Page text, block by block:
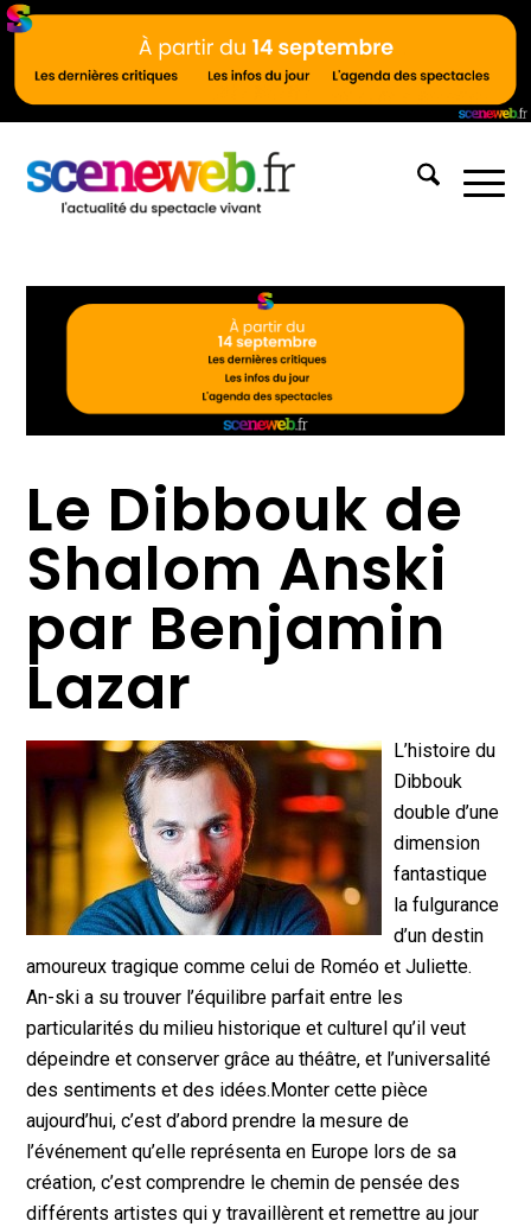
Le Dibbouk de
Shalom Anski
par Benjamin
Lazar
L’histoire du
Dibbouk
double d’une
dimension
fantastique
la fulgurance
d’un destin
amoureux tragique comme celui de Roméo et Juliette.
An-ski a su trouver l’équilibre parfait entre les
particularités du milieu historique et culturel qu’il veut
dépeindre et conserver grâce au théâtre, et l’universalité
des sentiments et des idées.Monter cette pièce
aujourd’hui, c’est d’abord prendre la mesure de
l’événement qu’elle représenta en Europe lors de sa
création, c’est comprendre le chemin de pensée des
différents artistes qui y travaillèrent et remettre au jour